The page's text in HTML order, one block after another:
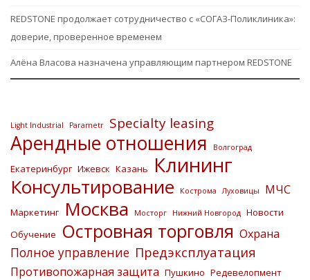
REDSTONE продолжает сотрудничество с «СОГАЗ-Поликлиника»:
доверие, проверенное временем
Алёна Власова назначена управляющим партнером REDSTONE
Light Industrial Parametr Specialty leasing
Арендные отношения Волгоград
Екатеринбург Ижевск Казань Клининг
Консультирование Кострома Луховицы МЧС
Маркетинг Москва Мосторг Нижний Новгород
Новости
Обучение
Островная торговля Охрана
Полное управление Предэксплуатация
Противопожарная защита Пушкино Редевелопмент